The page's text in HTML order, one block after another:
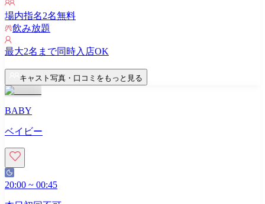
場内指名2名無料
飲み放題
最大2名まで同時入店OK
キャスト写真・口コミをもっと見る
BABY
ベイビー
20:00 ~ 00:45